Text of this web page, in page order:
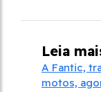
Leia
A Fantic,
motos,